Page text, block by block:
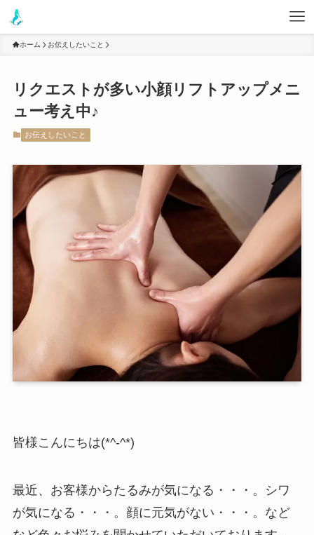
ホーム お伝えしたいこと
リクエストが多い小顔リフトアップメニ
ュー考え中♪
お伝えしたいこと
皆様こんにちは(*^-^*)
最近、お客様からたるみが気になる・・・。シワ
が気になる・・・。顔に元気がない・・・。など